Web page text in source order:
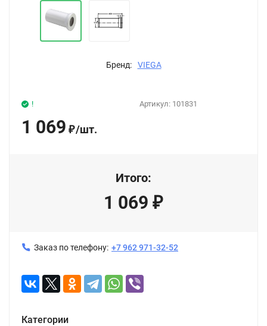
Бренд: VIEGA
Артикул: 101831
!
1 069 ₽/шт.
Итого:
1 069 ₽
Заказ по телефону: +7 962 971-32-52
Категории